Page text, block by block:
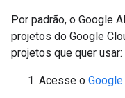
Por padrão, o Google
projetos do Google
projetos que quer usar:
Acesse o